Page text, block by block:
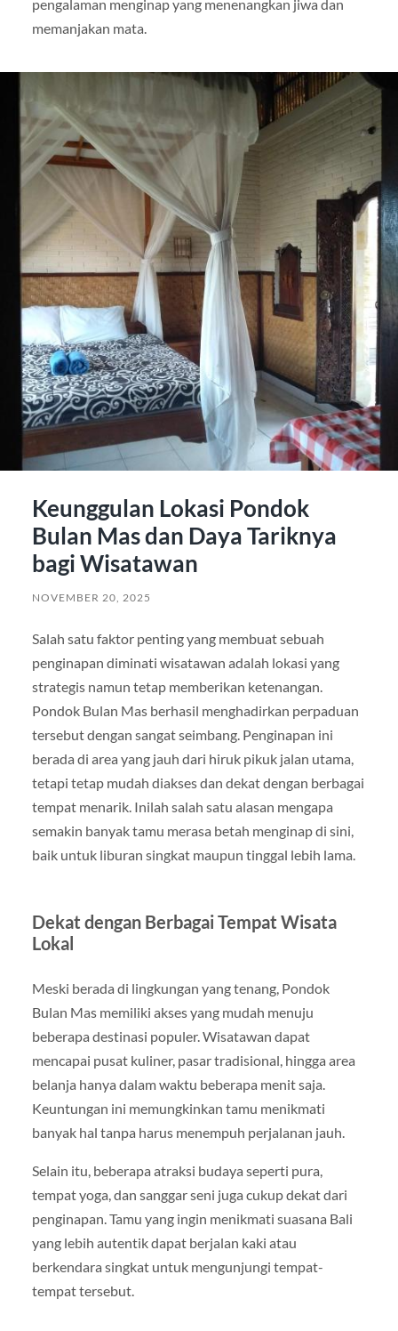
pengalaman menginap yang menenangkan jiwa dan
memanjakan mata.
Keunggulan Lokasi Pondok
Bulan Mas dan Daya Tariknya
bagi Wisatawan
NOVEMBER 20, 2025
Salah satu faktor penting yang membuat sebuah
penginapan diminati wisatawan adalah lokasi yang
strategis namun tetap memberikan ketenangan.
Pondok Bulan Mas berhasil menghadirkan perpaduan
tersebut dengan sangat seimbang. Penginapan ini
berada di area yang jauh dari hiruk pikuk jalan utama,
tetapi tetap mudah diakses dan dekat dengan berbagai
tempat menarik. Inilah salah satu alasan mengapa
semakin banyak tamu merasa betah menginap di sini,
baik untuk liburan singkat maupun tinggal lebih lama.
Dekat dengan Berbagai Tempat Wisata
Lokal
Meski berada di lingkungan yang tenang, Pondok
Bulan Mas memiliki akses yang mudah menuju
beberapa destinasi populer. Wisatawan dapat
mencapai pusat kuliner, pasar tradisional, hingga area
belanja hanya dalam waktu beberapa menit saja.
Keuntungan ini memungkinkan tamu menikmati
banyak hal tanpa harus menempuh perjalanan jauh.
Selain itu, beberapa atraksi budaya seperti pura,
tempat yoga, dan sanggar seni juga cukup dekat dari
penginapan. Tamu yang ingin menikmati suasana Bali
yang lebih autentik dapat berjalan kaki atau
berkendara singkat untuk mengunjungi tempat-
tempat tersebut.